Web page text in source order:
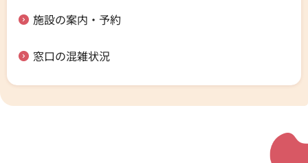
施設の案内・予約
窓口の混雑状況